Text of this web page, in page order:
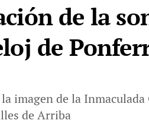
de la
de
imagen de la Inmaculada
de Arriba